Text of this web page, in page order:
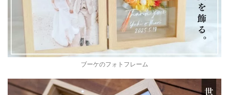
ブーケのフォトフレーム